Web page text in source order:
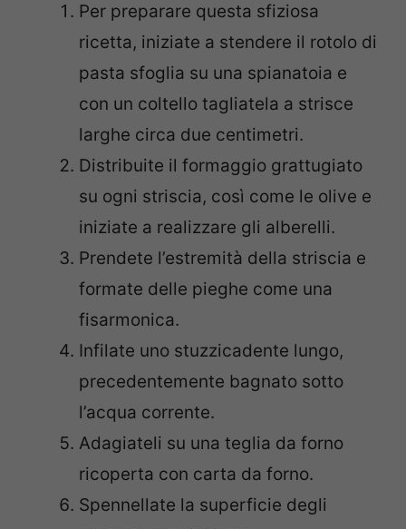
Per preparare questa sfiziosa
ricetta, iniziate a stendere il rotolo di
pasta sfoglia su una spianatoia e
con un coltello tagliatela a strisce
larghe circa due centimetri.
Distribuite il formaggio grattugiato
su ogni striscia, così come le olive e
iniziate a realizzare gli alberelli.
Prendete l’estremità della striscia e
formate delle pieghe come una
fisarmonica.
Infilate uno stuzzicadente lungo,
precedentemente bagnato sotto
l’acqua corrente.
Adagiateli su una teglia da forno
ricoperta con carta da forno.
Spennellate la superficie degli